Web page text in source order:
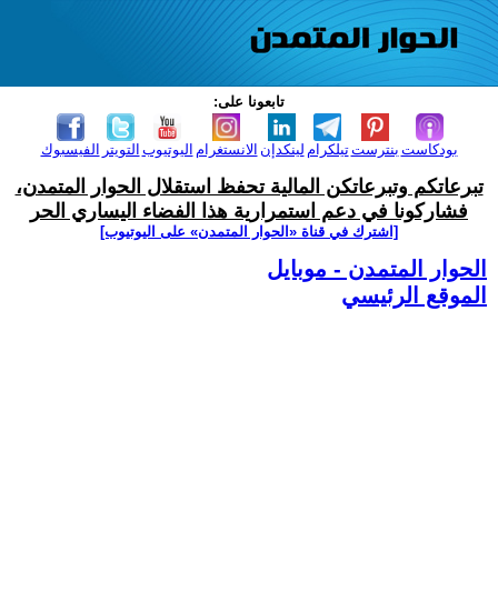
تابعونا على:
الفيسبوك التويتر اليوتيوب الانستغرام لينكدإن تيلكرامبنترست بودكاست
تبرعاتكم وتبرعاتكن المالية تحفظ استقلال الحوار المتمدن،
فشاركونا في دعم استمرارية هذا الفضاء اليساري الحر
[اشترك في قناة ‫«الحوار المتمدن» على اليوتيوب]
الحوار المتمدن - موبايل
الموقع الرئيسي